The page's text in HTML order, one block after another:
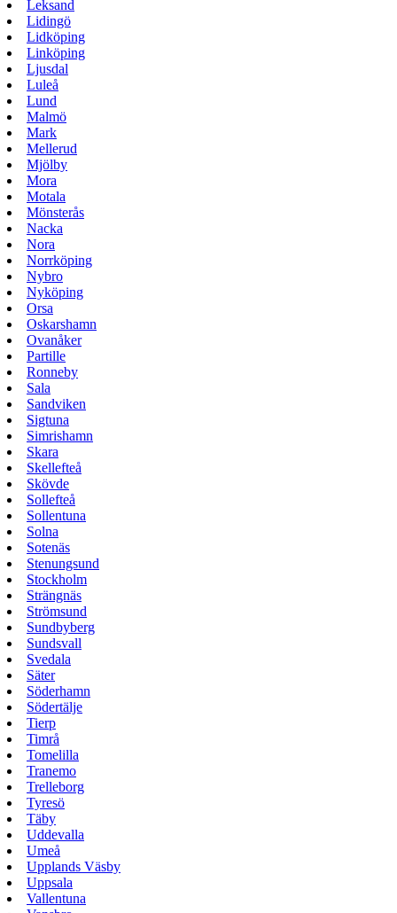
Leksand
Lidingö
Lidköping
Linköping
Ljusdal
Luleå
Lund
Malmö
Mark
Mellerud
Mjölby
Mora
Motala
Mönsterås
Nacka
Nora
Norrköping
Nybro
Nyköping
Orsa
Oskarshamn
Ovanåker
Partille
Ronneby
Sala
Sandviken
Sigtuna
Simrishamn
Skara
Skellefteå
Skövde
Sollefteå
Sollentuna
Solna
Sotenäs
Stenungsund
Stockholm
Strängnäs
Strömsund
Sundbyberg
Sundsvall
Svedala
Säter
Söderhamn
Södertälje
Tierp
Timrå
Tomelilla
Tranemo
Trelleborg
Tyresö
Täby
Uddevalla
Umeå
Upplands Väsby
Uppsala
Vallentuna